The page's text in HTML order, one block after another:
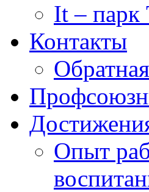
It – парк
Контакты
Опыт